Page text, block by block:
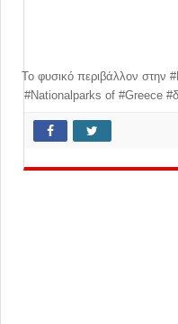
Το φυσικό περιβάλλον στην
#Nationalparks of #Greece